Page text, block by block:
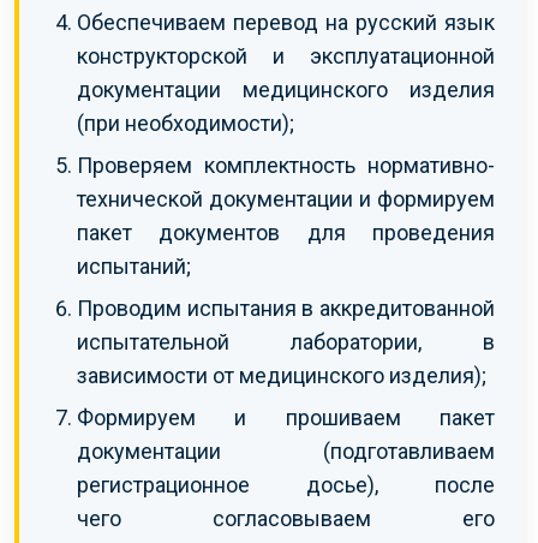
Обеспечиваем перевод на русский язык
конструкторской и эксплуатационной
документации медицинского изделия
(при необходимости);
Проверяем комплектность нормативно-
технической документации и формируем
пакет документов для проведения
испытаний;
Проводим испытания в аккредитованной
испытательной лаборатории, в
зависимости от медицинского изделия);
Формируем и прошиваем пакет
документации (подготавливаем
регистрационное досье), после
чего согласовываем его